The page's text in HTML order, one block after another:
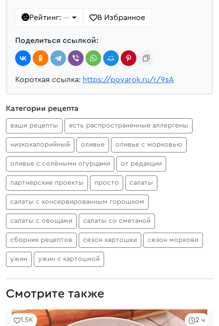
Рейтинг: — В Избранное
Поделиться ссылкой:
Короткая ссылка: https://povarok.ru/r/9sA
Категории рецепта
ваши рецепты есть распространенные аллергены
низкокалорийный оливье оливье с морковью
оливье с солёными огурцами от редакции
партнерские проекты просто салаты
салаты с консервированным горошком
салаты с овощами салаты со сметаной
сборник рецептов сезон картошки сезон моркови
ужин ужин с картошкой
Смотрите также
2 ч
1.5K